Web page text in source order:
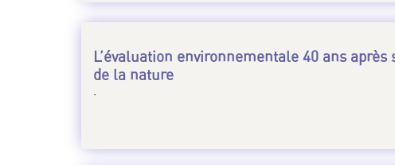
L’évaluation environnementale 40 ans
de la nature
.